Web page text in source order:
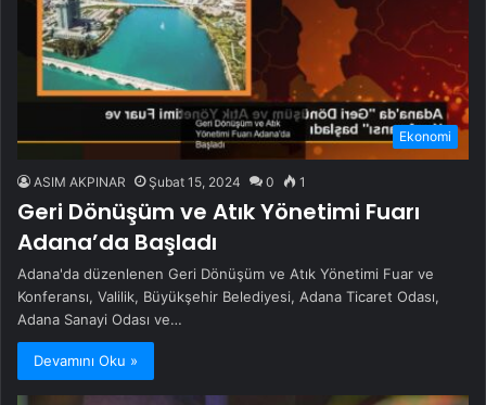
Ekonomi
ASIM AKPINAR Şubat 15, 2024 0 1
Geri Dönüşüm ve Atık Yönetimi Fuarı
Adana’da Başladı
Adana'da düzenlenen Geri Dönüşüm ve Atık Yönetimi Fuar ve
Konferansı, Valilik, Büyükşehir Belediyesi, Adana Ticaret Odası,
Adana Sanayi Odası ve…
Devamını Oku »